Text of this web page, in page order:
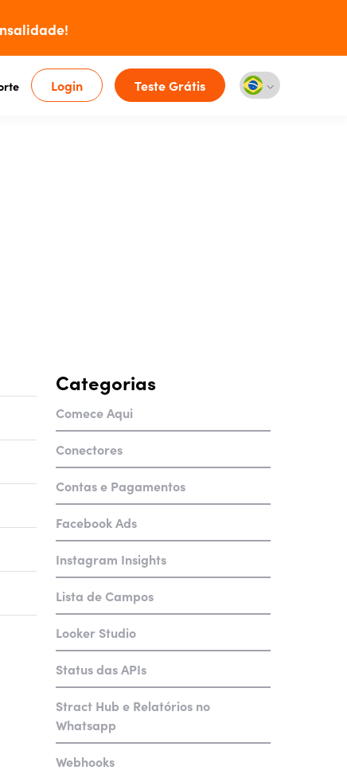
Login Teste Grátis
Categorias
Comece Aqui
Conectores
Contas e Pagamentos
Facebook Ads
Instagram Insights
Lista de Campos
Looker Studio
Status das APIs
Stract Hub e Relatórios no
Whatsapp
Webhooks